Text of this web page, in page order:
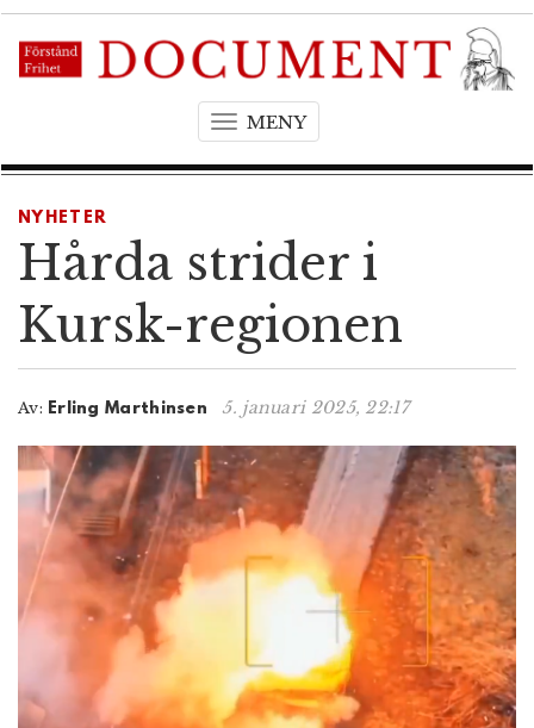
MENYT
g
e
a
g
t
i
o
n
NYHETER
Hårda strider i
Kursk-regionen
Av: Erling Marthinsen 5. januari 2025, 22:17